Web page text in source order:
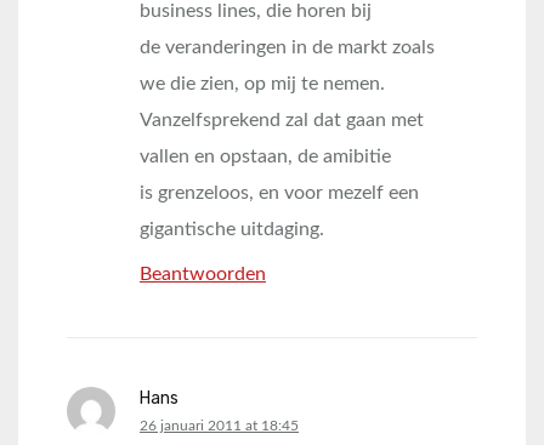
business lines, die horen bij
de veranderingen in de markt zoals
we die zien, op mij te nemen.
Vanzelfsprekend zal dat gaan met
vallen en opstaan, de amibitie
is grenzeloos, en voor mezelf een
gigantische uitdaging.
Beantwoorden
Hans
says:
26 januari 2011 at 18:45